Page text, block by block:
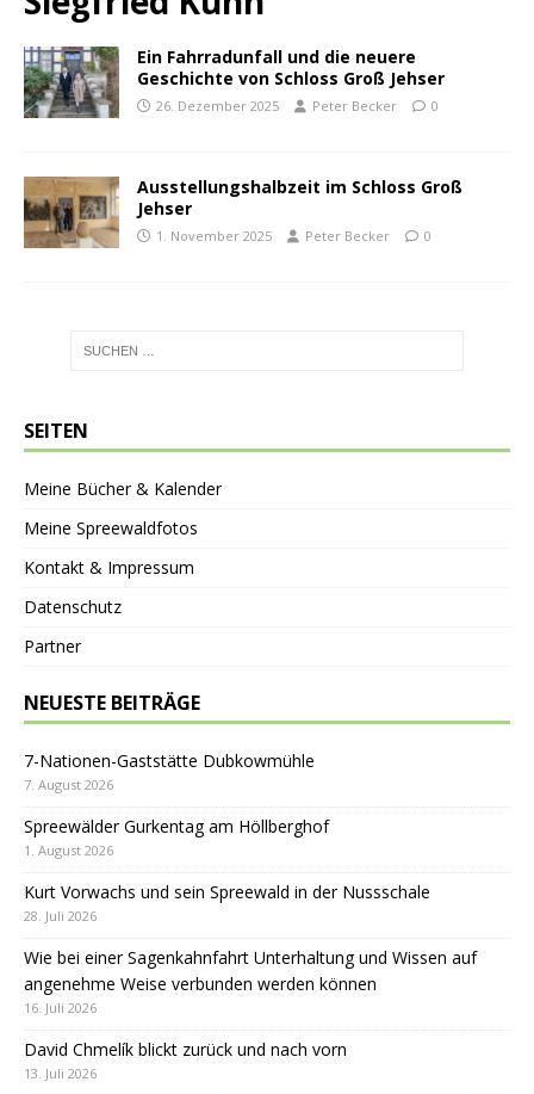
Ein Fahrradunfall und die neuere
Geschichte von Schloss Groß Jehser
26. Dezember 2025 Peter Becker 0
Ausstellungshalbzeit im Schloss Groß
Jehser
1. November 2025 Peter Becker 0
SEITEN
Meine Bücher & Kalender
Meine Spreewaldfotos
Kontakt & Impressum
Datenschutz
Partner
NEUESTE BEITRÄGE
7-Nationen-Gaststätte Dubkowmühle
7. August 2026
Spreewälder Gurkentag am Höllberghof
1. August 2026
Kurt Vorwachs und sein Spreewald in der Nussschale
28. Juli 2026
Wie bei einer Sagenkahnfahrt Unterhaltung und Wissen auf
angenehme Weise verbunden werden können
16. Juli 2026
David Chmelík blickt zurück und nach vorn
13. Juli 2026